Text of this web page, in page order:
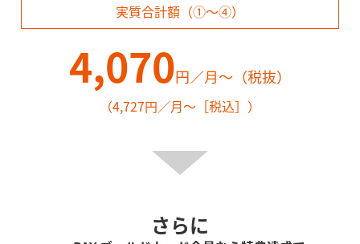
実質合計額（①～④）
4,070円／月～（税抜）
（4,727円／月～［税込］）
さらに